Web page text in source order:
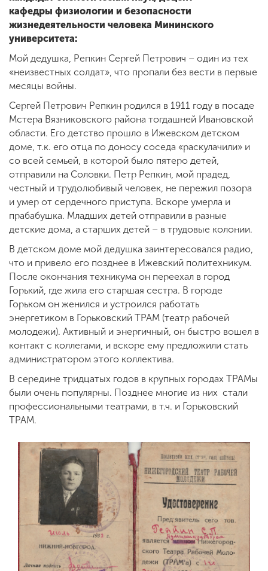
кафедры физиологии и безопасности
жизнедеятельности человека Мининского
университета:
Мой дедушка, Репкин Сергей Петрович – один из тех
«неизвестных солдат», что пропали без вести в первые
месяцы войны.
Сергей Петрович Репкин родился в 1911 году в посаде
Мстера Вязниковского района тогдашней Ивановской
области. Его детство прошло в Ижевском детском
доме, т.к. его отца по доносу соседа «раскулачили» и
со всей семьей, в которой было пятеро детей,
отправили на Соловки. Петр Репкин, мой прадед,
честный и трудолюбивый человек, не пережил позора
и умер от сердечного приступа. Вскоре умерла и
прабабушка. Младших детей отправили в разные
детские дома, а старших детей – в трудовые колонии.
В детском доме мой дедушка заинтересовался радио,
что и привело его позднее в Ижевский политехникум.
После окончания техникума он переехал в город
Горький, где жила его старшая сестра. В городе
Горьком он женился и устроился работать
энергетиком в Горьковский ТРАМ (театр рабочей
молодежи). Активный и энергичный, он быстро вошел в
контакт с коллегами, и вскоре ему предложили стать
администратором этого коллектива.
В середине тридцатых годов в крупных городах ТРАМы
были очень популярны. Позднее многие из них стали
профессиональными театрами, в т.ч. и Горьковский
ТРАМ.